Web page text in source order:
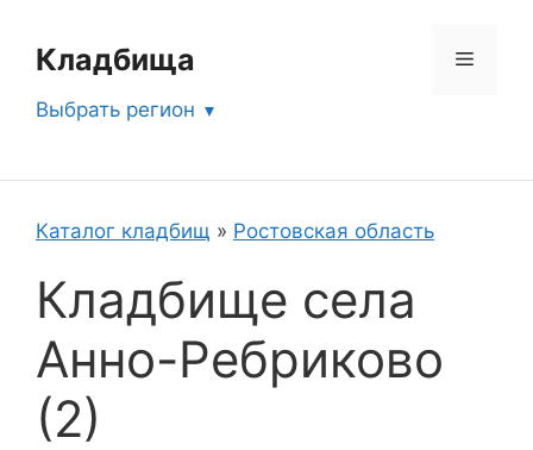
содержимому
Кладбища Меню
Выбрать регион
Каталог кладбищ » Ростовская область
Кладбище села
Анно-Ребриково
(2)